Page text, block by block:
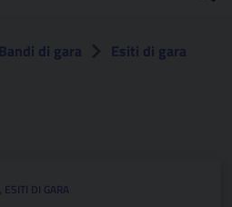
Bandi di gara Esiti di gara
, ESITI DI GARA